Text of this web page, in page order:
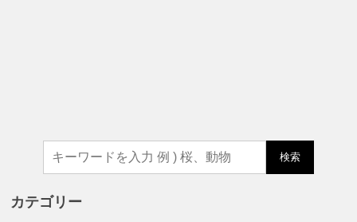
検索
カテゴリー